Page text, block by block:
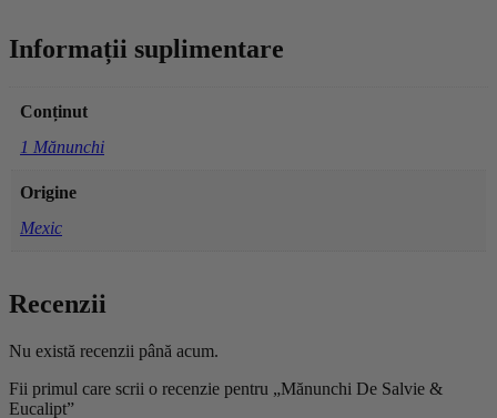
Informații suplimentare
Conținut
1 Mănunchi
Origine
Mexic
Recenzii
Nu există recenzii până acum.
Fii primul care scrii o recenzie pentru „Mănunchi De Salvie &
Eucalipt”